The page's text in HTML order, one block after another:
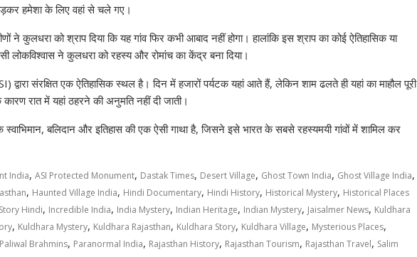
हमेशा के लिए वहां से चले गए।
कुलधरा को श्राप दिया कि यह गांव फिर कभी आबाद नहीं होगा। हालांकि इस श्राप का कोई ऐतिहासिक या
लोकविश्वास ने कुलधरा को रहस्य और रोमांच का केंद्र बना दिया।
द्वारा संरक्षित एक ऐतिहासिक स्थल है। दिन में हजारों पर्यटक यहां आते हैं, लेकिन शाम ढलते ही यहां का माहौल पूरी
रात में यहां ठहरने की अनुमति नहीं दी जाती।
बलिदान और इतिहास की एक ऐसी गाथा है, जिसने इसे भारत के सबसे रहस्यमयी गांवों में शामिल कर
India, ASI Protected Monument, Dastak Times, Desert Village, Ghost Town India, Ghost Village India,
, Haunted Village India, Hindi Documentary, Hindi History, Historical Mystery, Historical Places
Hindi, Incredible India, India Mystery, Indian Heritage, Indian Mystery, Jaisalmer News, Kuldhara
, Kuldhara Mystery, Kuldhara Rajasthan, Kuldhara Story, Kuldhara Village, Mysterious Places,
Paliwal Brahmins, Paranormal India, Rajasthan History, Rajasthan Tourism, Rajasthan Travel, Salim